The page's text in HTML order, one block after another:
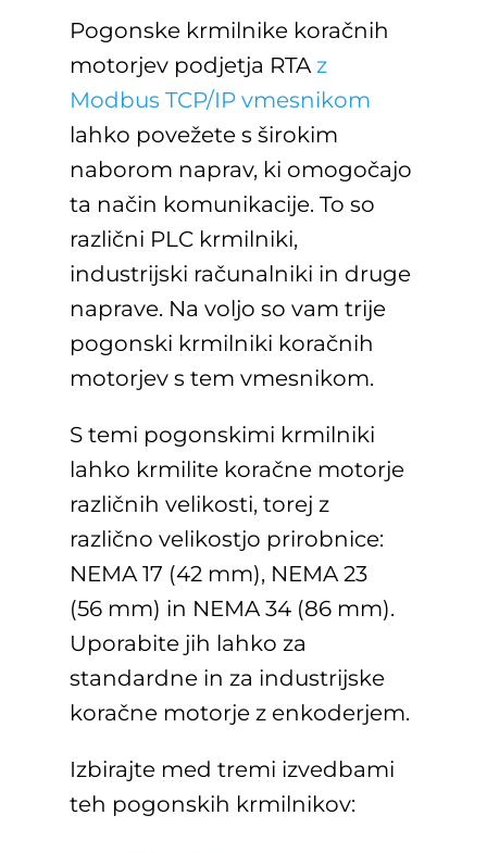
Pogonske krmilnike koračnih
motorjev podjetja RTAz
Modbus TCP/IP vmesnikom
lahko povežete s širokim
naborom naprav, ki omogočajo
ta način komunikacije. To so
različni PLC krmilniki,
industrijski računalniki in druge
naprave. Na voljo so vam trije
pogonski krmilniki koračnih
motorjev s tem vmesnikom.
S temi pogonskimi krmilniki
lahko krmilite koračne motorje
različnih velikosti, torej z
različno velikostjo prirobnice:
NEMA 17 (42 mm), NEMA 23
(56 mm) in NEMA 34 (86 mm).
Uporabite jih lahko za
standardne in za industrijske
koračne motorje z enkoderjem.
Izbirajte med tremi izvedbami
teh pogonskih krmilnikov: